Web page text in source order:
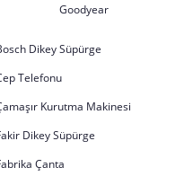
Goodyear
Dikey Süpürge
Telefonu
Kurutma Makinesi
Dikey Süpürge
Çanta